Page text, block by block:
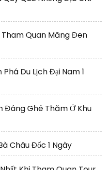
Tham Quan Măng Đen
Du Lịch Đại Nam 1
Đáng Ghé Thăm Ở Khu
Châu Đốc 1 Ngày